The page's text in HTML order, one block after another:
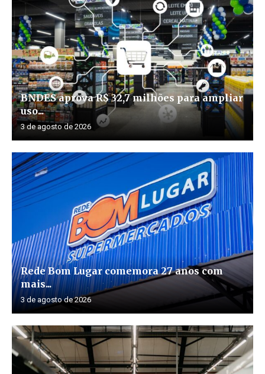
BNDES aprova R$ 32,7 milhões para ampliar
uso...
3 de agosto de 2026
Rede Bom Lugar comemora 27 anos com
mais...
3 de agosto de 2026